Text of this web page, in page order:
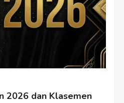
2026 dan Klasemen